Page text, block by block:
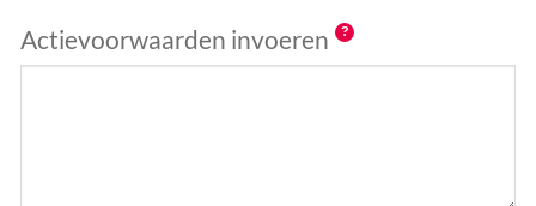
Actievoorwaarden invoeren